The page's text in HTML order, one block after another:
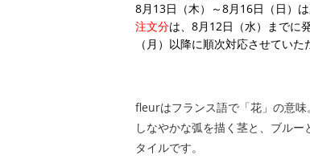
8月13日（木）～8月16日（日）
注文分は、8月12日（水）までに
（月）以降に順次対応させてい
fleurはフランス語で「花」の意味。
しなやかな弧を描く茎と、ブル
タイルです。